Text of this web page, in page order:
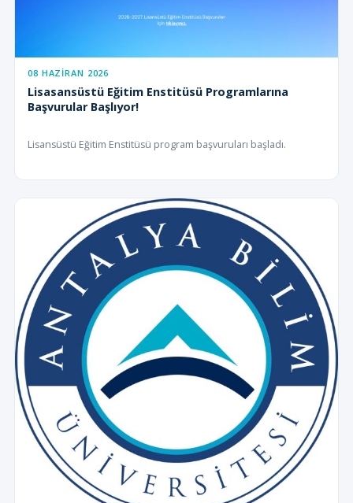
08 HAZIRAN 2026
Lisasansüstü Eğitim Enstitüsü Programlarına
Başvurular Başlıyor!
Lisansüstü Eğitim Enstitüsü program başvuruları başladı.